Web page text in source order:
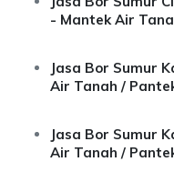
- Mantek Air
Jasa Bor Sumur
Air Tanah /
Jasa Bor Sumur
Air Tanah /